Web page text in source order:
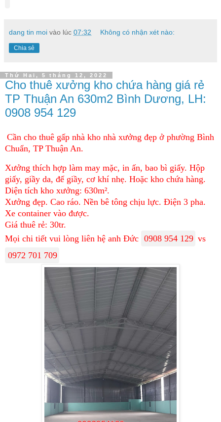
dang tin moi vào lúc 07:32 Không có nhận xét nào:
Chia sẻ
Thứ Hai, 5 tháng 12, 2022
Cho thuê xưởng kho chứa hàng giá rẻ
TP Thuận An 630m2 Bình Dương, LH:
0908 954 129
Cần cho thuê gấp nhà kho nhà xưởng đẹp ở phường Bình
Chuẩn, TP Thuận An.
Xưởng thích hợp làm may mặc, in ấn, bao bì giấy. Hộp
giấy, giầy da, đế giầy, cơ khí nhẹ. Hoặc kho chứa hàng.
Diện tích kho xưởng: 630m².
Xưởng đẹp. Cao ráo. Nền bê tông chịu lực. Điện 3 pha.
Xe container vào được.
Giá thuê rẻ: 30tr.
Mọi chi tiết vui lòng liên hệ anh Đức 0908 954 129 vs
0972 701 709